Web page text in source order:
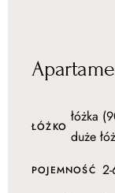
ŁÓŻKO
łóżka
duże
POJEMNOŚĆ